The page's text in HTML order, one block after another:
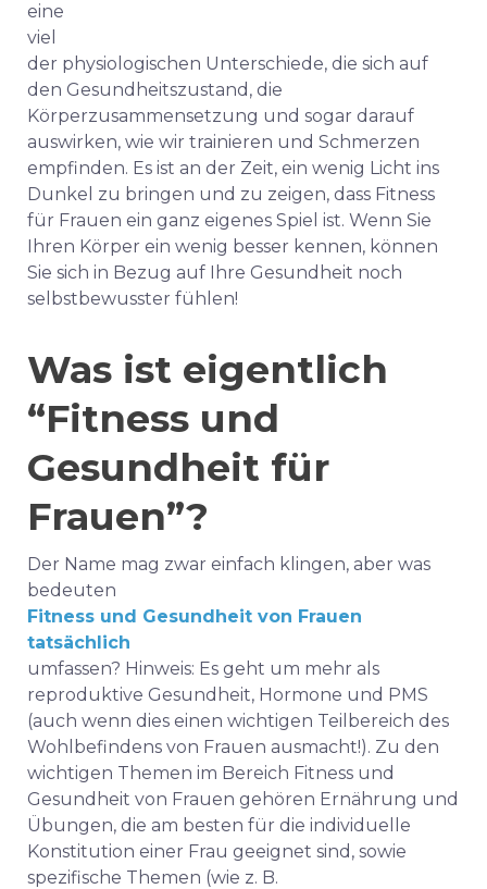
eine
viel
der physiologischen Unterschiede, die sich auf
den Gesundheitszustand, die
Körperzusammensetzung und sogar darauf
auswirken, wie wir trainieren und Schmerzen
empfinden. Es ist an der Zeit, ein wenig Licht ins
Dunkel zu bringen und zu zeigen, dass Fitness
für Frauen ein ganz eigenes Spiel ist. Wenn Sie
Ihren Körper ein wenig besser kennen, können
Sie sich in Bezug auf Ihre Gesundheit noch
selbstbewusster fühlen!
Was ist eigentlich
“Fitness und
Gesundheit für
Frauen”?
Der Name mag zwar einfach klingen, aber was
bedeuten
Fitness und Gesundheit von Frauen
tatsächlich
umfassen? Hinweis: Es geht um mehr als
reproduktive Gesundheit, Hormone und PMS
(auch wenn dies einen wichtigen Teilbereich des
Wohlbefindens von Frauen ausmacht!). Zu den
wichtigen Themen im Bereich Fitness und
Gesundheit von Frauen gehören Ernährung und
Übungen, die am besten für die individuelle
Konstitution einer Frau geeignet sind, sowie
spezifische Themen (wie z. B.